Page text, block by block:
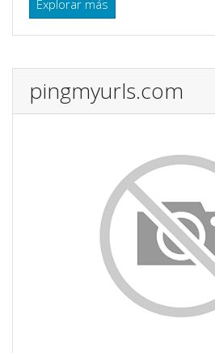
Explorar más
pingmyurls.com